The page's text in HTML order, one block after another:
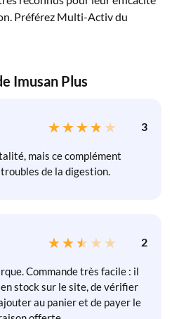
Préférez Multi-Activ du
Imusan Plus
3
mais ce complément
de la digestion.
2
Commande très facile : il
stock sur le site, de vérifier
au panier et de payer le